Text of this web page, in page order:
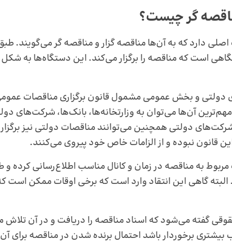
گر چیست؟
دولتی و بخش عمومی مشمول قانون برگزاری مناقصات
آن‌ها می‌توان به وزارتخانه‌ها، بانک‌ها، شرکت‌های
دولتی همچنین می‌توانند مناقصات دولتی نیز برگزار
قانون نبوده و از الزامات خاص خود پیروی می‌کنند.
مربوط به مناقصه در زمان و کانال مناسب اطلاع‌رسانی کرده
گاهی این انتقاد وارد است که برخی اوقات ممکن است
گفته می‌شود که اسناد مناقصه را دریافت و در آن
بیشتری برخوردار باشد احتمال برنده شدن در مناقصه برای